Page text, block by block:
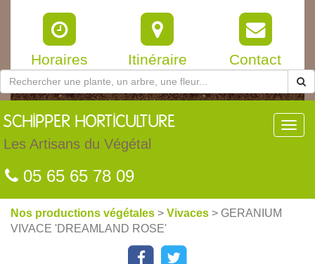
Horaires Itinéraire Contact
SCHIPPER HORTICULTURE
Les Artisans du Végétal
05 65 65 78 09
Nos productions végétales > Vivaces > GERANIUM
VIVACE 'DREAMLAND ROSE'